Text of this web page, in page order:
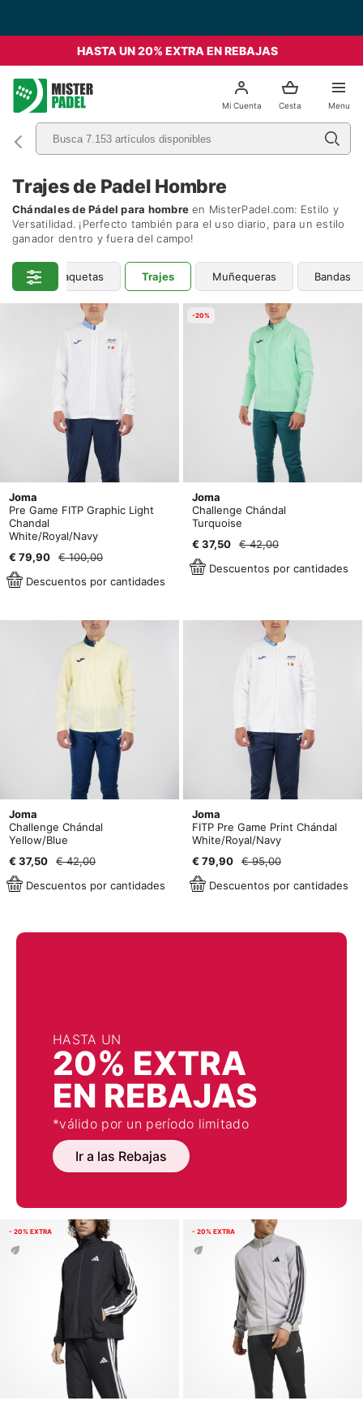
HASTA UN 20% EXTRA EN REBAJAS
Menu
Cesta
Mi Cuenta
Trajes de Padel Hombre
Chándales de Pádel para hombre en MisterPadel.com: Estilo y
Versatilidad. ¡Perfecto también para el uso diario, para un estilo
ganador dentro y fuera del campo!
Chaquetas Trajes Muñequeras Bandas
Joma
Pre Game FITP Graphic Light
Chandal
White/Royal/Navy
€ 79,90
€ 100,00
Descuentos por cantidades
-20%
Joma
Challenge Chándal
Turquoise
€ 37,50
€ 42,00
Descuentos por cantidades
Joma
Challenge Chándal
Yellow/Blue
€ 37,50
€ 42,00
Descuentos por cantidades
Joma
FITP Pre Game Print Chándal
White/Royal/Navy
€ 79,90
€ 95,00
Descuentos por cantidades
HASTA UN
20% EXTRA
EN REBAJAS
*válido por un período limitado
Ir a las Rebajas
- 20% EXTRA - 20% EXTRA